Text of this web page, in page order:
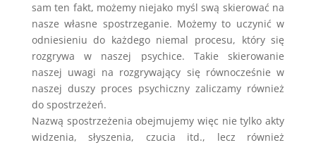
sam ten fakt, możemy niejako myśl swą skierować na
nasze własne spostrzeganie. Możemy to uczynić w
odniesieniu do każdego niemal procesu, który się
rozgrywa w naszej psychice. Takie skierowanie
naszej uwagi na rozgrywający się równocześnie w
naszej duszy proces psychiczny zaliczamy również
do spostrzeżeń.
Nazwą spostrzeżenia obejmujemy więc nie tylko akty
widzenia, słyszenia, czucia itd., lecz również